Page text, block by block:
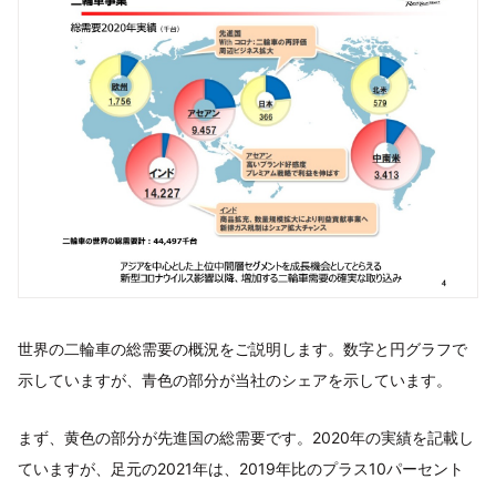
世界の二輪車の総需要の概況をご説明します。数字と円グラフで
示していますが、青色の部分が当社のシェアを示しています。
まず、黄色の部分が先進国の総需要です。2020年の実績を記載し
ていますが、足元の2021年は、2019年比のプラス10パーセント